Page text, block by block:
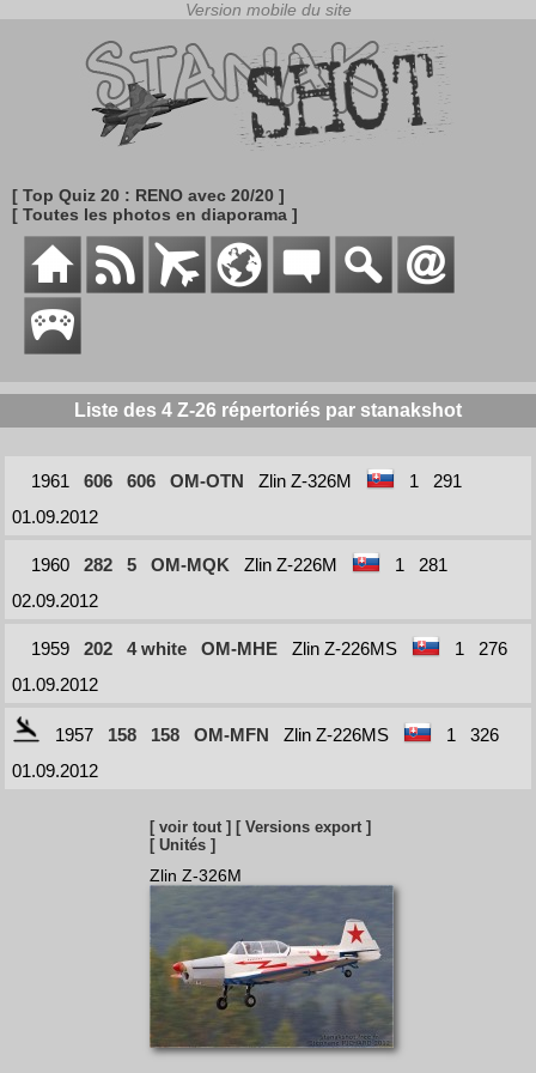
[ Top Quiz 20 : RENO avec 20/20 ]
[ Toutes les photos en diaporama ]
Liste des 4 Z-26 répertoriés par stanakshot
1961 606 606 OM-OTN Zlin Z-326M 1
291
01.09.2012
1960 282 5 OM-MQK Zlin Z-226M 1
281
02.09.2012
1959 202 4 white OM-MHE Zlin Z-226MS 1
276
01.09.2012
1957 158 158 OM-MFN Zlin Z-226MS 1
326
01.09.2012
[ voir tout ] [ Versions export ]
[ Unités ]
Zlin Z-326M